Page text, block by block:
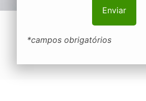
*campos obrigatórios